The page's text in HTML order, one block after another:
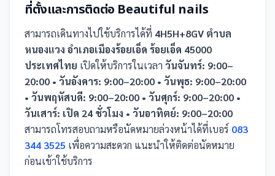
ที่ตั้งและการติดต่อ Beautiful nails
สามารถเดินทางไปใช้บริการได้ที่ 4H5H+8GV ตำบล
หนองแวง อำเภอเมืองร้อยเอ็ด ร้อยเอ็ด 45000
ประเทศไทย เปิดให้บริการในเวลา วันจันทร์: 9:00–
20:00 • วันอังคาร: 9:00–20:00 • วันพุธ: 9:00–20:00
• วันพฤหัสบดี: 9:00–20:00 • วันศุกร์: 9:00–20:00 •
วันเสาร์: เปิด 24 ชั่วโมง • วันอาทิตย์: 9:00–20:00
สามารถโทรสอบถามหรือนัดหมายล่วงหน้าได้ที่เบอร์ 083
344 3525 เพื่อความสะดวก แนะนำให้ติดต่อนัดหมาย
ก่อนเข้าใช้บริการ